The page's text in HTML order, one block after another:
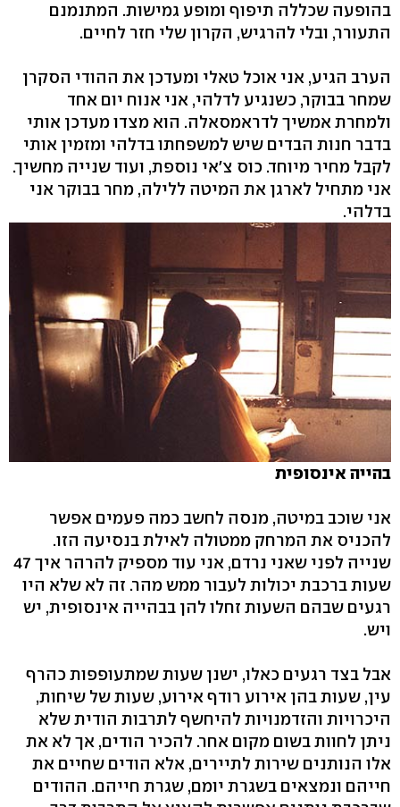
בהופעה שכללה תיפוף ומופע גמישות. המתנמנם
התעורר, ובלי להרגיש, הקרון שלי חזר לחיים.
הערב הגיע, אני אוכל טאלי ומעדכן את ההודי הסקרן
שמחר בבוקר, כשנגיע לדלהי, אני אנוח יום אחד
ולמחרת אמשיך לדראמסאלה. הוא מצדו מעדכן אותי
בדבר חנות הבדים שיש למשפחתו בדלהי ומזמין אותי
לקבל מחיר מיוחד. כוס צ'אי נוספת, ועוד שנייה מחשיך.
אני מתחיל לארגן את המיטה ללילה, מחר בבוקר אני
בדלהי.
בהייה אינסופית
אני שוכב במיטה, מנסה לחשב כמה פעמים אפשר
להכניס את המרחק ממטולה לאילת בנסיעה הזו.
שנייה לפני שאני נרדם, אני עוד מספיק להרהר איך 47
שעות ברכבת יכולות לעבור ממש מהר. זה לא שלא היו
רגעים שבהם השעות זחלו להן בבהייה אינסופית, יש
ויש.
אבל בצד רגעים כאלו, ישנן שעות שמתעופפות כהרף
עין, שעות בהן אירוע רודף אירוע, שעות של שיחות,
היכרויות והזדמנויות להיחשף לתרבות הודית שלא
ניתן לחוות בשום מקום אחר. להכיר הודים, אך לא את
אלו הנותנים שירות לתיירים, אלא הודים שחיים את
חייהם ונמצאים בשגרת יומם, שגרת חייהם. ההודים